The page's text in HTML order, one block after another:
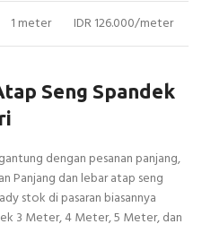
1 meter IDR 126.000/meter
Seng Spandek
dengan pesanan panjang,
Panjang dan lebar atap seng
stok di pasaran biasannya
3 Meter, 4 Meter, 5 Meter, dan